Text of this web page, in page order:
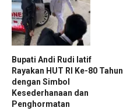
Bupati Andi Rudi latif
Rayakan HUT RI Ke-80 Tahun
dengan Simbol
Kesederhanaan dan
Penghormatan